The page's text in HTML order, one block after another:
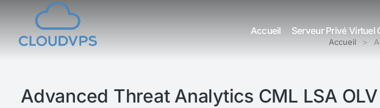
Accueil Serveur Privé Virtuel
Vous êtes ici : Accueil
Advanced Threat Analytics CML LSA